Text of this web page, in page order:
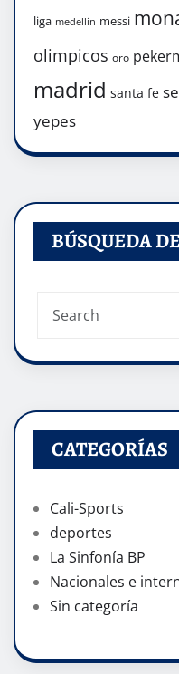
liga medellin messi
olimpicos oro
madrid santa fe
yepes
BÚSQUEDA
CATEGORÍAS
Cali-Sports
deportes
La Sinfonía BP
Nacionales e
Sin categoría